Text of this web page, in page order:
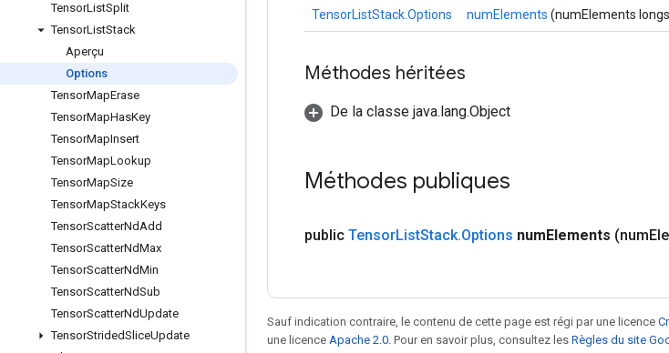
TensorListSplit
TensorListStack
Aperçu
Options
TensorMapErase
TensorMapHasKey
TensorMapInsert
TensorMapLookup
TensorMapSize
TensorMapStackKeys
TensorScatterNdAdd
TensorScatterNdMax
TensorScatterNdMin
TensorScatterNdSub
TensorScatterNdUpdate
TensorStridedSliceUpdate
TensorListStack.Options numElements (numElements
Méthodes héritées
De la classe java.lang.Object
Méthodes publiques
public TensorListStack.Options numElements (num
Sauf indication contraire, le contenu de cette page est régi par une licence
une licence Apache 2.0. Pour en savoir plus, consultez les Règles du site